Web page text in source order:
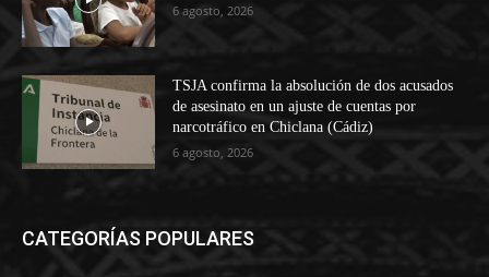
6 agosto, 2026
TSJA confirma la absolución de dos acusados
de asesinato en un ajuste de cuentas por
narcotráfico en Chiclana (Cádiz)
6 agosto, 2026
CATEGORÍAS POPULARES